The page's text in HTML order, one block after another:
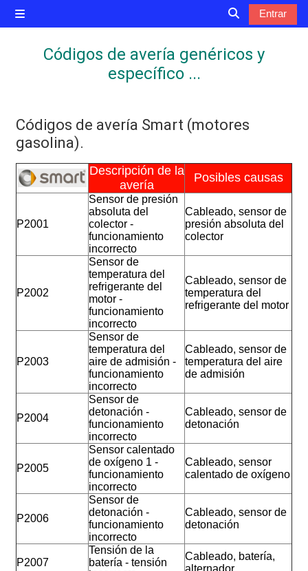
Entrar
Códigos de avería genéricos y
específico ...
Códigos de avería Smart (motores
gasolina).
Requisitos de finalización
Descripción de la
avería
Posibles causas
P2001
Sensor de presión
absoluta del
colector -
funcionamiento
incorrecto
Cableado, sensor de
presión absoluta del
colector
P2002
Sensor de
temperatura del
refrigerante del
motor -
funcionamiento
incorrecto
Cableado, sensor de
temperatura del
refrigerante del motor
P2003
Sensor de
temperatura del
aire de admisión -
funcionamiento
incorrecto
Cableado, sensor de
temperatura del aire
de admisión
P2004
Sensor de
detonación -
funcionamiento
incorrecto
Cableado, sensor de
detonación
P2005
Sensor calentado
de oxígeno 1 -
funcionamiento
incorrecto
Cableado, sensor
calentado de oxígeno
P2006
Sensor de
detonación -
funcionamiento
incorrecto
Cableado, sensor de
detonación
P2007
Tensión de la
batería - tensión
Cableado, batería,
alternador